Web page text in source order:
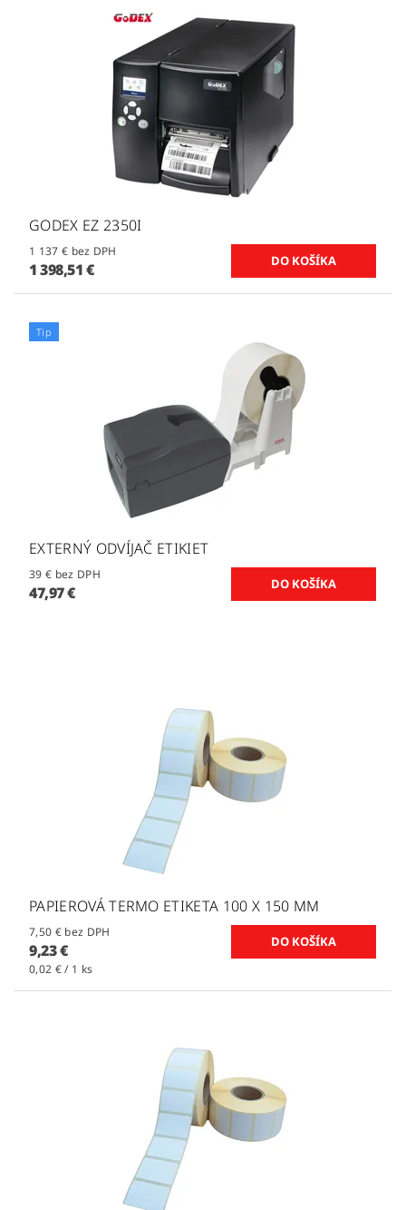
GODEX EZ 2350I
1 137 € bez DPH
1 398,51 €
Tip
EXTERNÝ ODVÍJAČ ETIKIET
39 € bez DPH
47,97 €
PAPIEROVÁ TERMO ETIKETA 100 X 150 MM
7,50 € bez DPH
9,23 €
0,02 € / 1 ks